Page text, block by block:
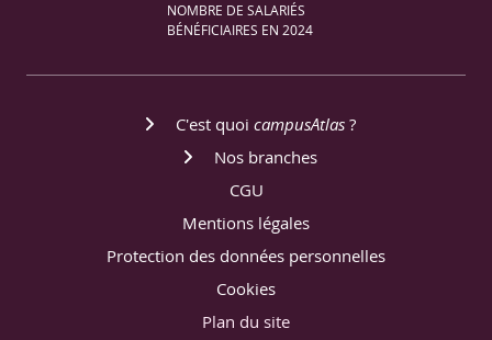
NOMBRE DE SALARIÉS
BÉNÉFICIAIRES EN 2024
C'est quoi campusAtlas ?
Nos branches
CGU
Mentions légales
Protection des données personnelles
Cookies
Plan du site